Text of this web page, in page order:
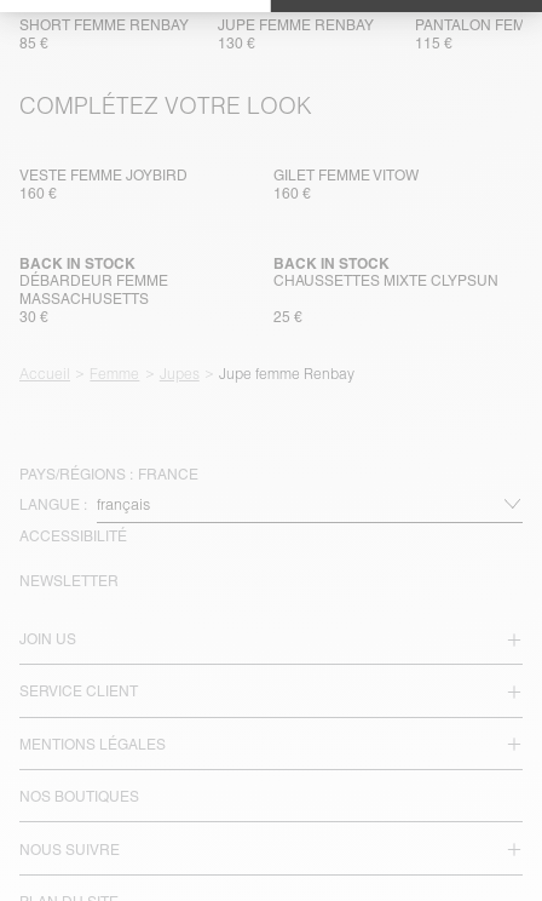
SHORT FEMME RENBAY
85 €
JUPE FEMME RENBAY
130 €
PANTALON
115 €
COMPLÉTEZ VOTRE LOOK
VESTE FEMME JOYBIRD
160 €
GILET FEMME VITOW
160 €
DÉBARDEUR FEMME
MASSACHUSETTS
BACK IN STOCK
30 €
CHAUSSETTES MIXTE CLYPSUN
BACK IN STOCK
25 €
Accueil Femme Jupes Jupe femme Renbay
PAYS/RÉGIONS : FRANCE
LANGUE :
ACCESSIBILITÉ
JOIN US
SERVICE CLIENT
MENTIONS LÉGALES
NOS BOUTIQUES
NOUS SUIVRE
NEWSLETTER